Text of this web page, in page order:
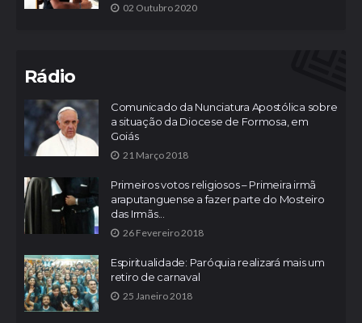
02 Outubro 2020
Rádio
Comunicado da Nunciatura Apostólica sobre
a situação da Diocese de Formosa, em
Goiás
21 Março 2018
Primeiros votos religiosos – Primeira irmã
araputanguense a fazer parte do Mosteiro
das Irmãs...
26 Fevereiro 2018
Espiritualidade: Paróquia realizará mais um
retiro de carnaval
25 Janeiro 2018